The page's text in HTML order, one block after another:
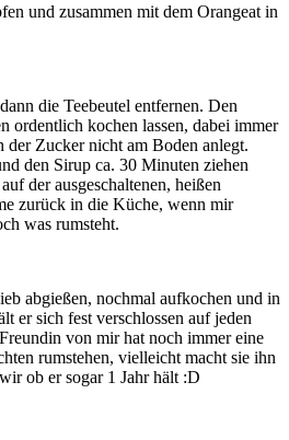
und zusammen mit dem Orangeat in
die Teebeutel entfernen. Den
ordentlich kochen lassen, dabei immer
der Zucker nicht am Boden anlegt.
den Sirup ca. 30 Minuten ziehen
der ausgeschaltenen, heißen
zurück in die Küche, wenn mir
was rumsteht.
abgießen, nochmal aufkochen und in
er sich fest verschlossen auf jeden
von mir hat noch immer eine
rumstehen, vielleicht macht sie ihn
ob er sogar 1 Jahr hält :D